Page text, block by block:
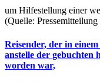
um Hilfestellung einer
(Quelle:
Reisender, der in
anstelle der gebuchten
worden war,